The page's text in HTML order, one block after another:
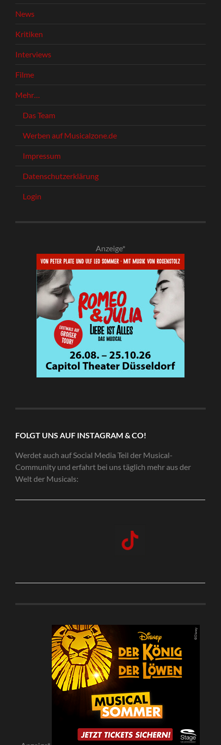
News
Kritiken
Interviews
Filme
Mehr…
Das Team
Werben auf Musicalzone.de
Impressum
Datenschutzerklärung
Login
Anzeige*
FOLGT UNS AUF INSTAGRAM & CO!
Werdet auch auf Social Media Teil der Musical-
Community und erfahrt bei uns täglich mehr aus der
Welt der Musicals: